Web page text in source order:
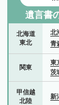
遺言書
北海道
東北
北
青
関東
東
茨
甲信越
北陸
新